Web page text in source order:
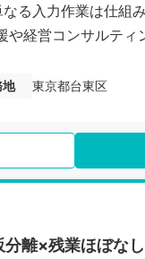
る入力作業は仕組
や経営コンサルティ
地 東京都台東区
分離×残業ほぼな